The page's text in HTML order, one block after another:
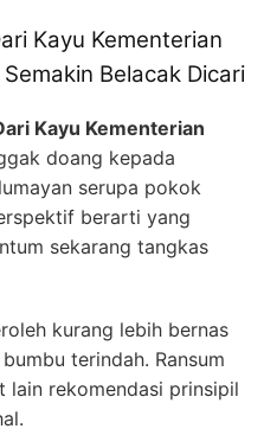
Kayu Kementerian
Belacak Dicari
Kayu Kementerian
doang kepada
serupa pokok
berarti yang
sekarang tangkas
kurang lebih bernas
terindah. Ransum
lain rekomendasi prinsipil